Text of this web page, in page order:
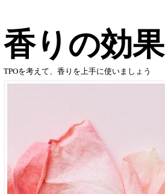
香りの効果
TPOを考えて、香りを上手に使いましょう